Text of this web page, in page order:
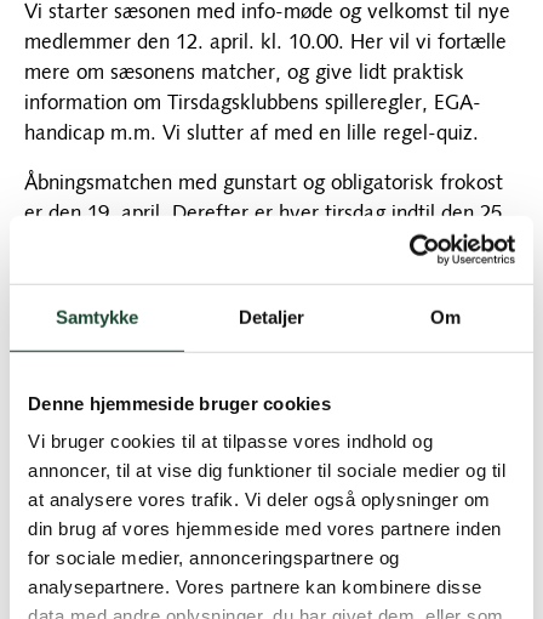
Samtykke Detaljer Om
Denne hjemmeside bruger cookies
Vi bruger cookies til at tilpasse vores indhold og
annoncer, til at vise dig funktioner til sociale medier og til
at analysere vores trafik. Vi deler også oplysninger om
din brug af vores hjemmeside med vores partnere inden
for sociale medier, annonceringspartnere og
analysepartnere. Vores partnere kan kombinere disse
Vi starter sæsonen med info-møde og velkomst til nye
medlemmer den 12. april. kl. 10.00. Her vil vi fortælle
mere om sæsonens matcher, og give lidt praktisk
information om Tirsdagsklubbens spilleregler, EGA-
handicap m.m. Vi slutter af med en lille regel-quiz.
Åbningsmatchen med gunstart og obligatorisk frokost
er den 19. april. Derefter er hver tirsdag indtil den 25.
oktober besat med spændende, hyggelige og
invitationer og info ud.
Der spilles som sædvanlig i 4 rækker: A, B, C og 9-
betalt kontingent. Derfor er det vigtigt, at få betalt til
tiden, nemlig 1. marts.
Hvis du har spørgsmål, så skriv bare til os. Bemærk, at
Tirsdagsklubben har fået egen mail:
tirsdagsklubben@kgkgolf.dk
Årskontingentet på 300 kr .
bedes indsat på